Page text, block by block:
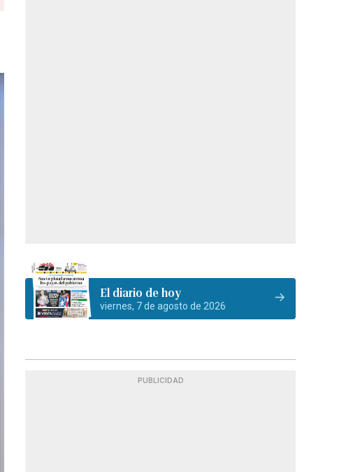
El diario de hoy
viernes, 7 de agosto de 2026
PUBLICIDAD